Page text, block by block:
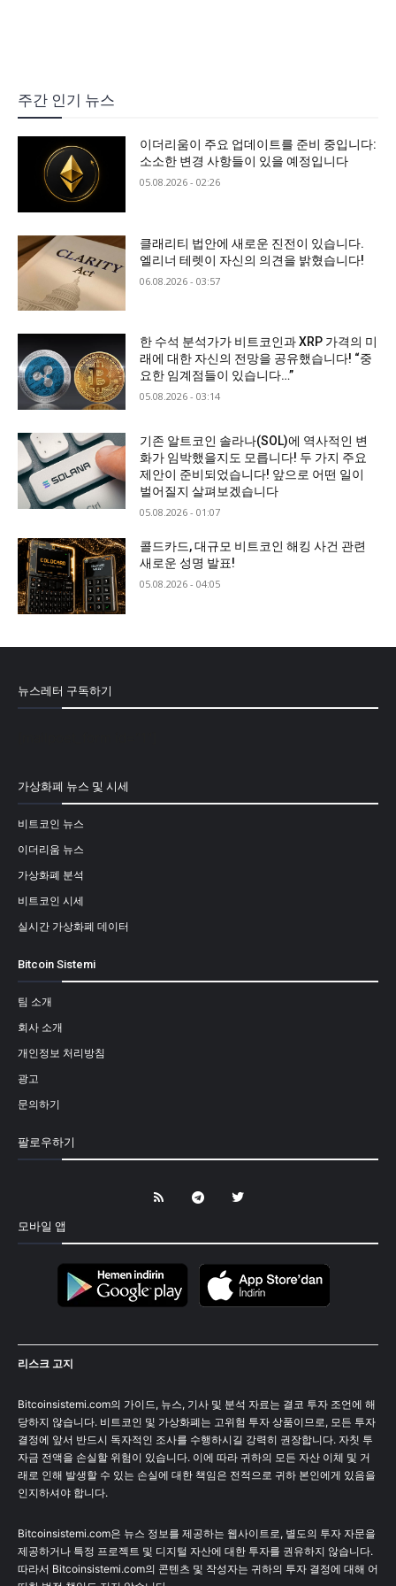
주간 인기 뉴스
이더리움이 주요 업데이트를 준비 중입니다:
소소한 변경 사항들이 있을 예정입니다
05.08.2026 - 02:26
클래리티 법안에 새로운 진전이 있습니다.
엘리너 테렛이 자신의 의견을 밝혔습니다!
06.08.2026 - 03:57
한 수석 분석가가 비트코인과 XRP 가격의 미
래에 대한 자신의 전망을 공유했습니다! “중
요한 임계점들이 있습니다…”
05.08.2026 - 03:14
기존 알트코인 솔라나(SOL)에 역사적인 변
화가 임박했을지도 모릅니다! 두 가지 주요
제안이 준비되었습니다! 앞으로 어떤 일이
벌어질지 살펴보겠습니다
05.08.2026 - 01:07
콜드카드, 대규모 비트코인 해킹 사건 관련
새로운 성명 발표!
05.08.2026 - 04:05
뉴스레터 구독하기
가상화폐 뉴스 및 시세
비트코인 뉴스
이더리움 뉴스
가상화폐 분석
비트코인 시세
실시간 가상화폐 데이터
Bitcoin Sistemi
팀 소개
회사 소개
개인정보 처리방침
광고
문의하기
팔로우하기
모바일 앱
리스크 고지
Bitcoinsistemi.com의 가이드, 뉴스, 기사 및 분석 자료는 결코 투자 조언에 해
당하지 않습니다. 비트코인 및 가상화폐는 고위험 투자 상품이므로, 모든 투자
결정에 앞서 반드시 독자적인 조사를 수행하시길 강력히 권장합니다. 자칫 투
자금 전액을 손실할 위험이 있습니다. 이에 따라 귀하의 모든 자산 이체 및 거
래로 인해 발생할 수 있는 손실에 대한 책임은 전적으로 귀하 본인에게 있음을
인지하셔야 합니다.
Bitcoinsistemi.com은 뉴스 정보를 제공하는 웹사이트로, 별도의 투자 자문을
제공하거나 특정 프로젝트 및 디지털 자산에 대한 투자를 권유하지 않습니다.
따라서 Bitcoinsistemi.com의 콘텐츠 및 작성자는 귀하의 투자 결정에 대해 어